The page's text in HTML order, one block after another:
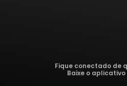
Fique conectado de
Baixe o aplicativo